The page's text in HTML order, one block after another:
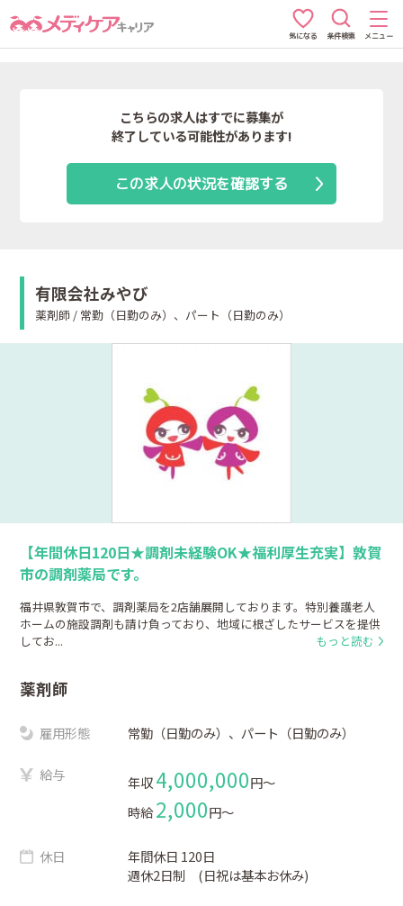
気になる 条件検索 メニュー
こちらの求人はすでに募集が
終了している可能性があります!
この求人の状況を確認する
有限会社みやび
薬剤師 / 常勤（日勤のみ）、パート（日勤のみ）
【年間休日120日★調剤未経験OK★福利厚生充実】敦賀
市の調剤薬局です。
福井県敦賀市で、調剤薬局を2店舗展開しております。特別養護老人
ホームの施設調剤も請け負っており、地域に根ざしたサービスを提供
してお...
もっと読む
薬剤師
雇用形態 常勤（日勤のみ）、パート（日勤のみ）
給与 年収4,000,000円〜
時給2,000円〜
休日
年間休日 120日
週休2日制 (日祝は基本お休み)